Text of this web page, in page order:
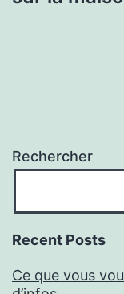
Rechercher
Recent Posts
Ce que vous